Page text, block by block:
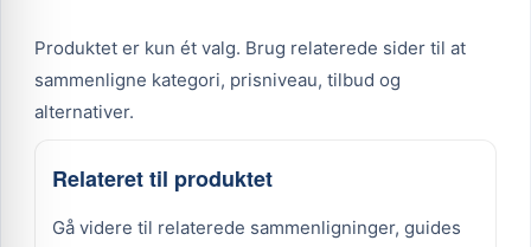
Produktet er kun ét valg. Brug relaterede sider til at
sammenligne kategori, prisniveau, tilbud og
alternativer.
Relateret til produktet
Gå videre til relaterede sammenligninger, guides